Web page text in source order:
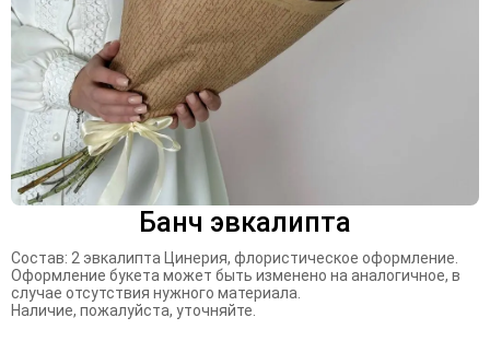
Банч эвкалипта
Состав: 2 эвкалипта Цинерия, флористическое оформление.
Оформление букета может быть изменено на аналогичное, в
случае отсутствия нужного материала.
Наличие, пожалуйста, уточняйте.